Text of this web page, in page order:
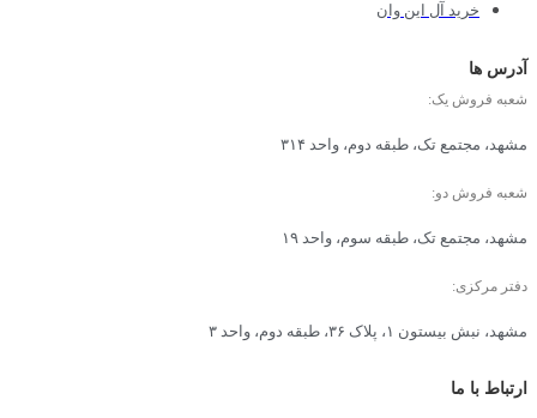
خرید آل این وان
آدرس ها
شعبه فروش یک:
مشهد، مجتمع تک، طبقه دوم، واحد ۳۱۴
شعبه فروش دو:
مشهد، مجتمع تک، طبقه سوم، واحد ۱۹
دفتر مرکزی:
مشهد، نبش بیستون ۱، پلاک ۳۶، طبقه دوم، واحد ۳
ارتباط با ما